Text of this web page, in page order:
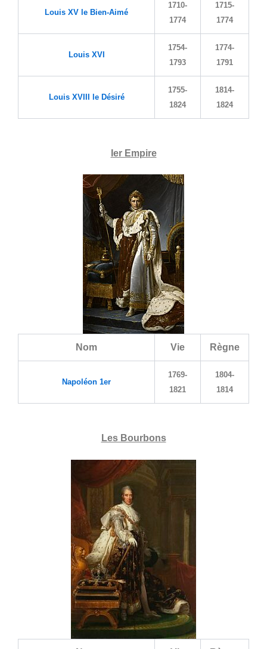
Louis XV le Bien-Aimé
1710-
1774
1715-
1774
Louis XVI
1754-
1793
1774-
1791
Louis XVIII le Désiré
1755-
1824
1814-
1824
Ier Empire
Nom Vie Règne
Napoléon 1er
1769-
1821
1804-
1814
Les Bourbons